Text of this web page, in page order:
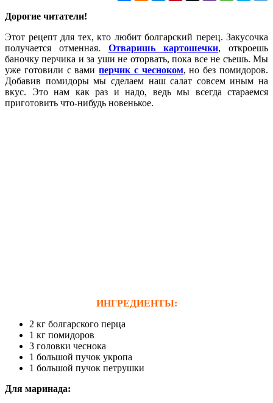
Дорогие читатели!
Этот рецепт для тех, кто любит болгарский перец. Закусочка
получается отменная. Отваришь картошечки, откроешь
баночку перчика и за уши не оторвать, пока все не съешь. Мы
уже готовили с вамиперчик с чесноком, но без помидоров.
Добавив помидоры мы сделаем наш салат совсем иным на
вкус. Это нам как раз и надо, ведь мы всегда стараемся
приготовить что-нибудь новенькое.
ИНГРЕДИЕНТЫ:
2 кг болгарского перца
1 кг помидоров
3 головки чеснока
1 большой пучок укропа
1 большой пучок петрушки
Для маринада: